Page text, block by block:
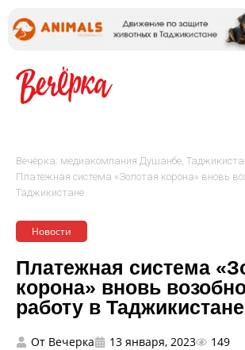
Вечёрка: медиакомпания Душанбе,
Платежная система «Золотая корона» вновь
Таджикистане
Новости
Платежная система
корона» вновь
работу в Таджикистане
От Вечерка 13 января, 2023 149